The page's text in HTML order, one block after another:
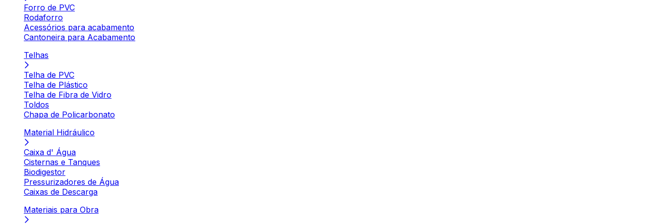
Forro de PVC
Rodaforro
Acessórios para acabamento
Cantoneira para Acabamento
Telhas
Telha de PVC
Telha de Plástico
Telha de Fibra de Vidro
Toldos
Chapa de Policarbonato
Material Hidráulico
Caixa d' Água
Cisternas e Tanques
Biodigestor
Pressurizadores de Água
Caixas de Descarga
Materiais para Obra